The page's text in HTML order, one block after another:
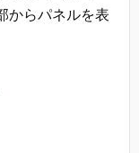
からパネルを表